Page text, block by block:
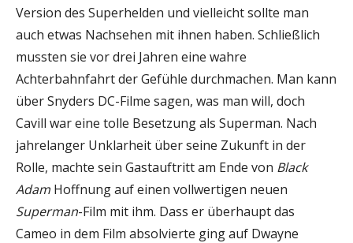
Version des Superhelden und vielleicht sollte man
auch etwas Nachsehen mit ihnen haben. Schließlich
mussten sie vor drei Jahren eine wahre
Achterbahnfahrt der Gefühle durchmachen. Man kann
über Snyders DC-Filme sagen, was man will, doch
Cavill war eine tolle Besetzung als Superman. Nach
jahrelanger Unklarheit über seine Zukunft in der
Rolle, machte sein Gastauftritt am Ende von Black
Adam Hoffnung auf einen vollwertigen neuen
Superman-Film mit ihm. Dass er überhaupt das
Cameo in dem Film absolvierte ging auf Dwayne